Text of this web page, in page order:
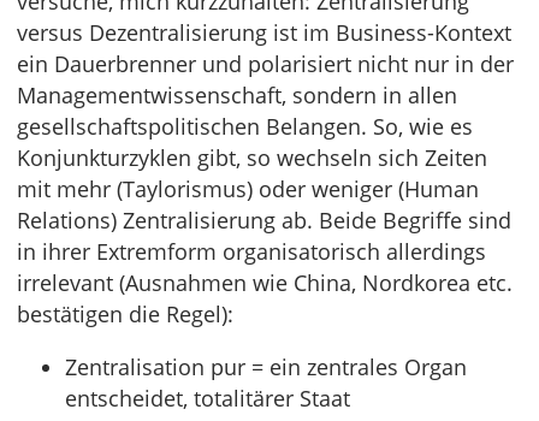
versus Dezentralisierung ist im Business-Kontext
ein Dauerbrenner und polarisiert nicht nur in der
Managementwissenschaft, sondern in allen
gesellschaftspolitischen Belangen. So, wie es
Konjunkturzyklen gibt, so wechseln sich Zeiten
mit mehr (Taylorismus) oder weniger (Human
Relations) Zentralisierung ab. Beide Begriffe sind
in ihrer Extremform organisatorisch allerdings
irrelevant (Ausnahmen wie China, Nordkorea etc.
bestätigen die Regel):
Zentralisation pur = ein zentrales Organ
entscheidet, totalitärer Staat